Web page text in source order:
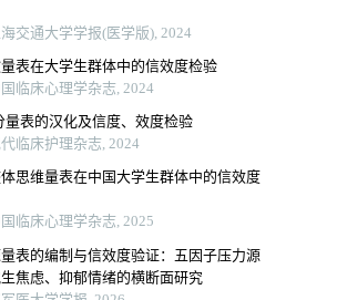
交通大学学报(医学版), 2024
表在大学生群体中的信效度检验
临床心理学杂志, 2024
量表的汉化及信度、效度检验
临床护理杂志, 2024
思维量表在中国大学生群体中的信效度
临床心理学杂志, 2025
表的编制与信效度验证：五因子压力源
焦虑、抑郁情绪的横断面研究